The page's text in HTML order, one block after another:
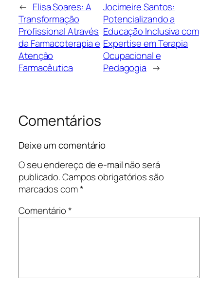
← Elisa Soares: A
Transformação
Profissional Através
da Farmacoterapia e
Atenção
Farmacêutica
Jocimeire Santos:
Potencializando a
Educação Inclusiva com
Expertise em Terapia
Ocupacional e
Pedagogia →
Comentários
Deixe um comentário
O seu endereço de e-mail não será
publicado.Campos obrigatórios são
marcados com*
Comentário*